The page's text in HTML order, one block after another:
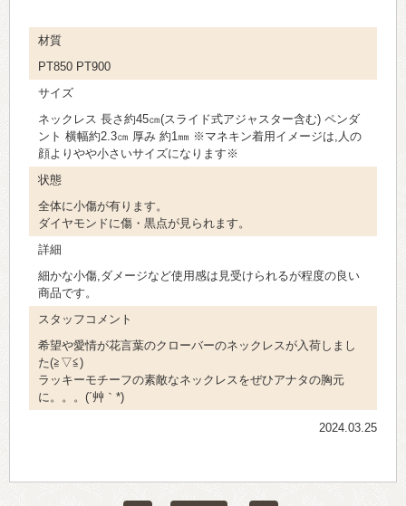
材質
PT850 PT900
サイズ
ネックレス 長さ約45㎝(スライド式アジャスター含む) ペンダ
ント 横幅約2.3㎝ 厚み 約1㎜ ※マネキン着用イメージは,人の
顔よりやや小さいサイズになります※
状態
全体に小傷が有ります。
ダイヤモンドに傷・黒点が見られます。
詳細
細かな小傷,ダメージなど使用感は見受けられるが程度の良い
商品です。
スタッフコメント
希望や愛情が花言葉のクローバーのネックレスが入荷しまし
た(≧▽≦)
ラッキーモチーフの素敵なネックレスをぜひアナタの胸元
に。。。(´艸｀*)
2024.03.25